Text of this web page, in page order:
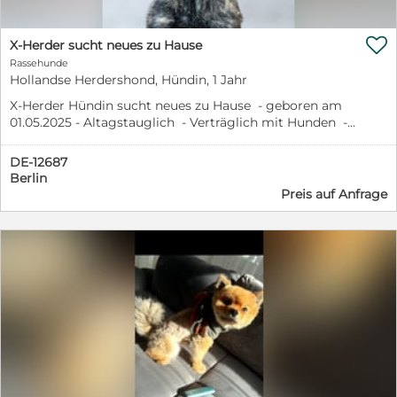
X-Herder sucht neues zu Hause
Rassehunde
Hollandse Herdershond, Hündin, 1 Jahr
X-Herder Hündin sucht neues zu Hause - geboren am
01.05.2025 - Altagstauglich - Verträglich mit Hunden -
Bälle) - Unterordnung vorgearbeitet - Guter Beutetrieb
- Mittelmäßig futtermotiviert - Kann mit Kindern bei
guter Anleitung - Kommt gut zur Ruhe - Kann 5-6std

DE-12687
Berlin
Preis auf Anfrage